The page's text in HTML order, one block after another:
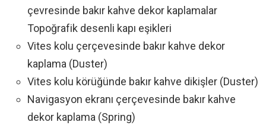
çevresinde bakır kahve dekor kaplamalar
Topoğrafik desenli kapı eşikleri
Vites kolu çerçevesinde bakır kahve dekor
kaplama (Duster)
Vites kolu körüğünde bakır kahve dikişler (Duster)
Navigasyon ekranı çerçevesinde bakır kahve
dekor kaplama (Spring)